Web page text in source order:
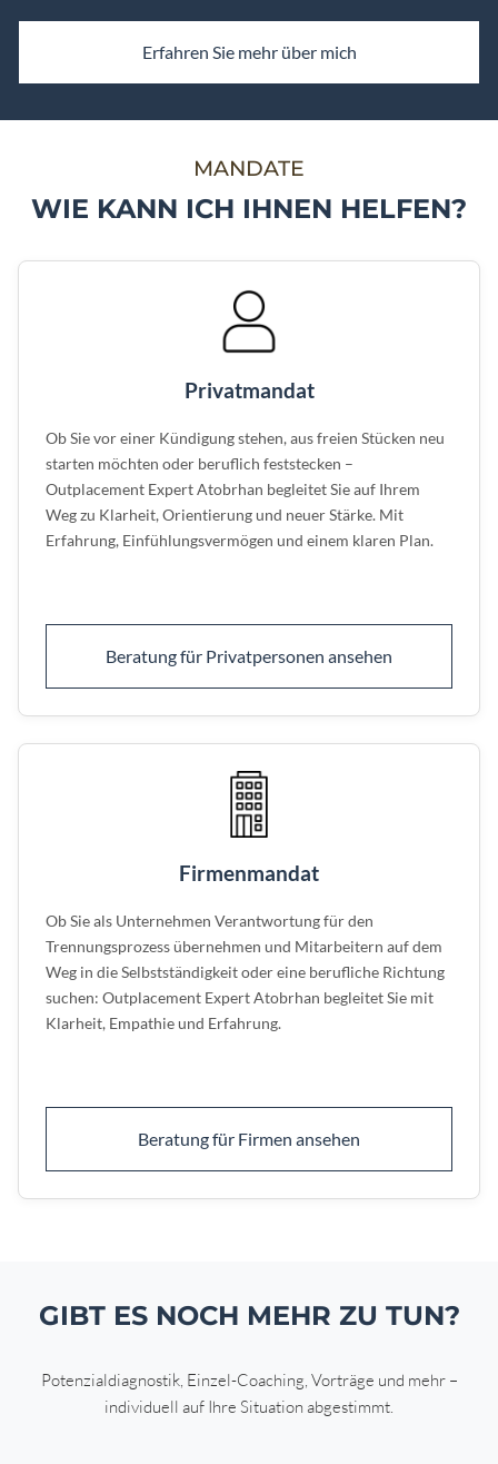
Erfahren Sie mehr über mich
MANDATE
WIE KANN ICH IHNEN HELFEN?
Privatmandat
Ob Sie vor einer Kündigung stehen, aus freien Stücken neu
starten möchten oder beruflich feststecken –
Outplacement Expert Atobrhan begleitet Sie auf Ihrem
Weg zu Klarheit, Orientierung und neuer Stärke. Mit
Erfahrung, Einfühlungsvermögen und einem klaren Plan.
Beratung für Privatpersonen ansehen
Firmenmandat
Ob Sie als Unternehmen Verantwortung für den
Trennungsprozess übernehmen und Mitarbeitern auf dem
Weg in die Selbstständigkeit oder eine berufliche Richtung
suchen: Outplacement Expert Atobrhan begleitet Sie mit
Klarheit, Empathie und Erfahrung.
Beratung für Firmen ansehen
GIBT ES NOCH MEHR ZU TUN?
Potenzialdiagnostik, Einzel-Coaching, Vorträge und mehr –
individuell auf Ihre Situation abgestimmt.